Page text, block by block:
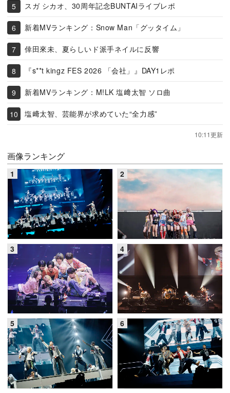
スガ シカオ、30周年記念BUNTAIライブレポ
新着MVランキング：Snow Man「グッタイム」
倖田來未、夏らしいド派手ネイルに反響
『s**t kingz FES 2026 「会社」』DAY1レポ
新着MVランキング：M!LK 塩﨑太智 ソロ曲
塩﨑太智、芸能界が求めていた“全力感”
10:11更新
画像ランキング